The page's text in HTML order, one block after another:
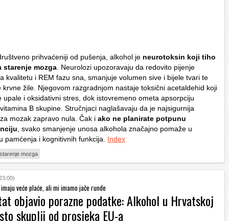
prihvaćeniji od pušenja, alkohol je neurotoksin koji tiho
starenje mozga . Neurolozi upozoravaju da redovito pijenje
kvalitetu i REM fazu sna, smanjuje volumen sive i bijele tvari te
krvne žile. Njegovom razgradnjom nastaje toksični acetaldehid koji
upale i oksidativni stres, dok istovremeno ometa apsorpciju
B skupine. Stručnjaci naglašavaju da je najsigurnija
mozak zapravo nula. Čak i ako ne planirate potpunu
, svako smanjenje unosa alkohola značajno pomaže u
pamćenja i kognitivnih funkcija. Index
starenje mozga
veće plaće, ali mi imamo jače runde
objavio porazne podatke: Alkohol u Hrvatskoj
skuplji od prosjeka EU-a